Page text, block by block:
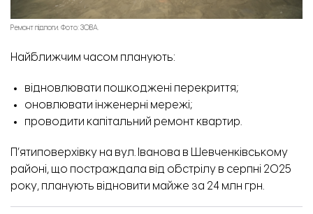
Ремонт підлоги. Фото: ЗОВА.
Найближчим часом планують:
відновлювати пошкоджені перекриття;
оновлювати інженерні мережі;
проводити капітальний ремонт квартир.
П’ятиповерхівку на вул. Іванова в Шевченківському
районі, що постраждала від обстрілу в серпні 2025
року, планують відновити майже за 24 млн грн.